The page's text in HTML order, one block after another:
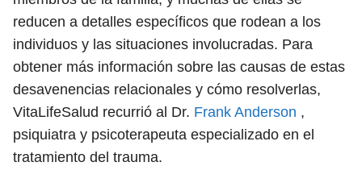
reducen a detalles específicos que rodean a los
individuos y las situaciones involucradas. Para
obtener más información sobre las causas de estas
desavenencias relacionales y cómo resolverlas,
VitaLifeSalud recurrió al Dr. Frank Anderson ,
psiquiatra y psicoterapeuta especializado en el
tratamiento del trauma.